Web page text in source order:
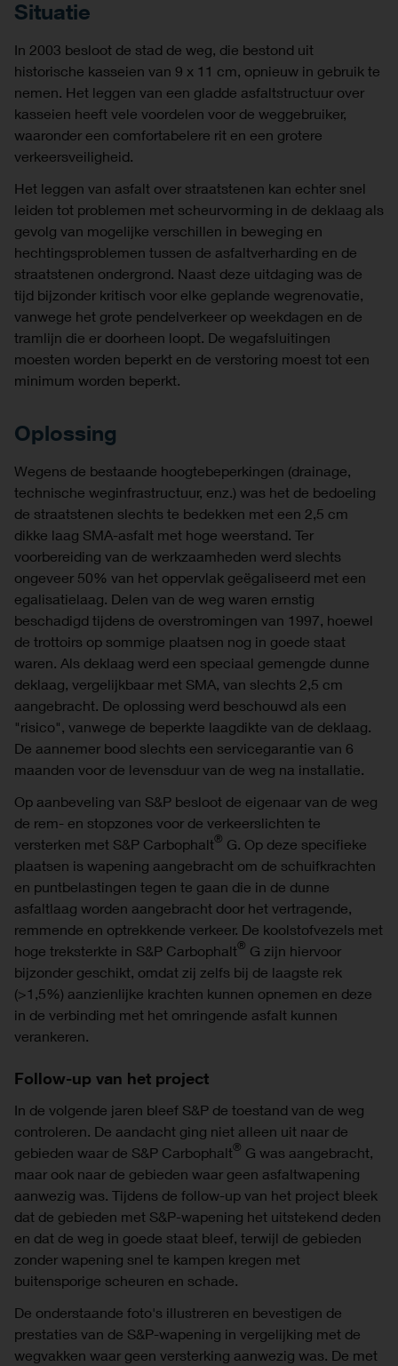
Situatie
In 2003 besloot de stad de weg, die bestond uit
historische kasseien van 9 x 11 cm, opnieuw in gebruik te
nemen. Het leggen van een gladde asfaltstructuur over
kasseien heeft vele voordelen voor de weggebruiker,
waaronder een comfortabelere rit en een grotere
verkeersveiligheid.
Het leggen van asfalt over straatstenen kan echter snel
leiden tot problemen met scheurvorming in de deklaag als
gevolg van mogelijke verschillen in beweging en
hechtingsproblemen tussen de asfaltverharding en de
straatstenen ondergrond. Naast deze uitdaging was de
tijd bijzonder kritisch voor elke geplande wegrenovatie,
vanwege het grote pendelverkeer op weekdagen en de
tramlijn die er doorheen loopt. De wegafsluitingen
moesten worden beperkt en de verstoring moest tot een
minimum worden beperkt.
Oplossing
Wegens de bestaande hoogtebeperkingen (drainage,
technische weginfrastructuur, enz.) was het de bedoeling
de straatstenen slechts te bedekken met een 2,5 cm
dikke laag SMA-asfalt met hoge weerstand. Ter
voorbereiding van de werkzaamheden werd slechts
ongeveer 50% van het oppervlak geëgaliseerd met een
egalisatielaag. Delen van de weg waren ernstig
beschadigd tijdens de overstromingen van 1997, hoewel
de trottoirs op sommige plaatsen nog in goede staat
waren. Als deklaag werd een speciaal gemengde dunne
deklaag, vergelijkbaar met SMA, van slechts 2,5 cm
aangebracht. De oplossing werd beschouwd als een
"risico", vanwege de beperkte laagdikte van de deklaag.
De aannemer bood slechts een servicegarantie van 6
maanden voor de levensduur van de weg na installatie.
Op aanbeveling van S&P besloot de eigenaar van de weg
de rem- en stopzones voor de verkeerslichten te
versterken met S&P Carbophalt® G. Op deze specifieke
plaatsen is wapening aangebracht om de schuifkrachten
en puntbelastingen tegen te gaan die in de dunne
asfaltlaag worden aangebracht door het vertragende,
remmende en optrekkende verkeer. De koolstofvezels met
hoge treksterkte in S&P Carbophalt® G zijn hiervoor
bijzonder geschikt, omdat zij zelfs bij de laagste rek
(>1,5%) aanzienlijke krachten kunnen opnemen en deze
in de verbinding met het omringende asfalt kunnen
verankeren.
Follow-up van het project
In de volgende jaren bleef S&P de toestand van de weg
controleren. De aandacht ging niet alleen uit naar de
gebieden waar de S&P Carbophalt® G was aangebracht,
maar ook naar de gebieden waar geen asfaltwapening
aanwezig was. Tijdens de follow-up van het project bleek
dat de gebieden met S&P-wapening het uitstekend deden
en dat de weg in goede staat bleef, terwijl de gebieden
zonder wapening snel te kampen kregen met
buitensporige scheuren en schade.
De onderstaande foto's illustreren en bevestigen de
prestaties van de S&P-wapening in vergelijking met de
wegvakken waar geen versterking aanwezig was. De met